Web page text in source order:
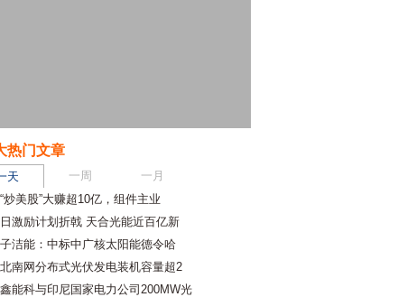
热门文章
天 一周
一月
炒美股”大赚超10亿，组件主业
激励计划折戟 天合光能近百亿新
洁能：中标中广核太阳能德令哈
南网分布式光伏发电装机容量超2
能科与印尼国家电力公司200MW光